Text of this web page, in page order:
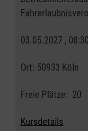
03.05.2027 ,
Ort: 50933 Köln
Freie Plätze: 20
Kursdetails